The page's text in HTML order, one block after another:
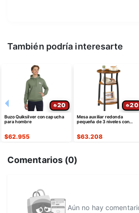
También podría interesarte
20
Buzo Quiksilver con capucha
para hombre
$62.955
20
Mesa auxiliar redonda
pequeña de 3 niveles con
$63.208
Comentarios (0)
Aún no hay